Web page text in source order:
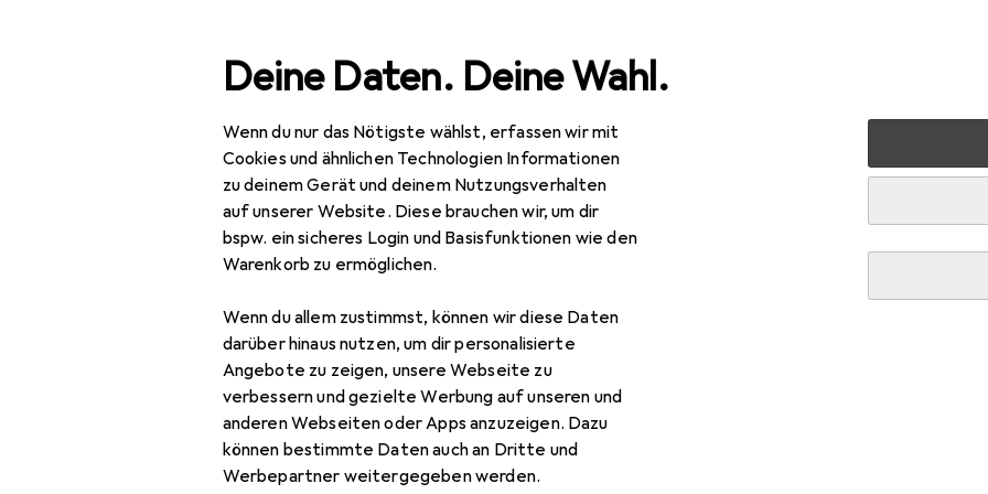
Deine Daten. Deine Wahl.
Wenn du nur das Nötigste wählst, erfassen wir mit
Cookies und ähnlichen Technologien Informationen
zu deinem Gerät und deinem Nutzungsverhalten
auf unserer Website. Diese brauchen wir, um dir
bspw. ein sicheres Login und Basisfunktionen wie den
Warenkorb zu ermöglichen.
Wenn du allem zustimmst, können wir diese Daten
darüber hinaus nutzen, um dir personalisierte
Angebote zu zeigen, unsere Webseite zu
verbessern und gezielte Werbung auf unseren und
anderen Webseiten oder Apps anzuzeigen. Dazu
können bestimmte Daten auch an Dritte und
Werbepartner weitergegeben werden.
Navigation nach Kategorien Gesamtsortiment Wohnen Möbel Normann